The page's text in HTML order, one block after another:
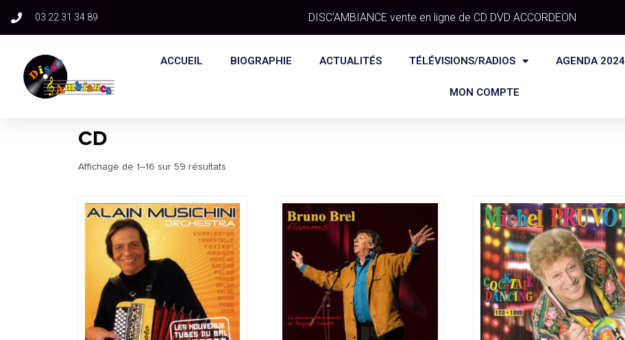
03 22 31 34 89​ DISC'AMBIANCE vente en ligne de CD DVD ACCORDEON
ACCUEIL BIOGRAPHIE ACTUALITÉS TÉLÉVISIONS/RADIOS AGENDA 2024
MON COMPTE
CD
Affichage de 1–16 sur 59 résultats